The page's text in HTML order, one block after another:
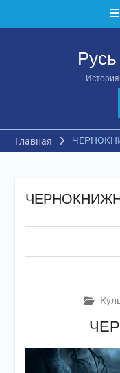
Главная